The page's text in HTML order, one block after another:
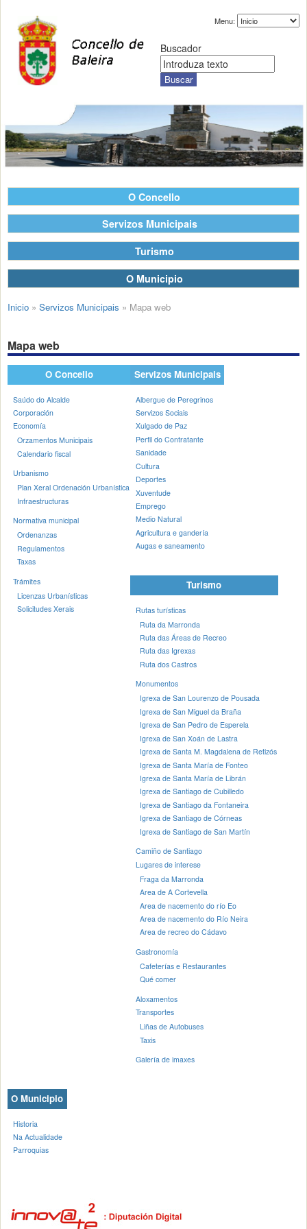
Menu:
Buscador
O Concello
Servizos Municipais
Turismo
O Municipio
Inicio » Servizos Municipais » Mapa web
Mapa web
O Concello
Saúdo do Alcalde
Corporación
Economía
Orzamentos Municipais
Calendario fiscal
Urbanismo
Plan Xeral Ordenación Urbanística
Infraestructuras
Normativa municipal
Ordenanzas
Regulamentos
Taxas
Trámites
Licenzas Urbanísticas
Solicitudes Xerais
Servizos Municipais
Albergue de Peregrinos
Servizos Sociais
Xulgado de Paz
Perfil do Contratante
Sanidade
Cultura
Deportes
Xuventude
Emprego
Medio Natural
Agricultura e gandería
Augas e saneamento
Turismo
Rutas turísticas
Ruta da Marronda
Ruta das Áreas de Recreo
Ruta das Igrexas
Ruta dos Castros
Monumentos
Igrexa de San Lourenzo de Pousada
Igrexa de San Miguel da Braña
Igrexa de San Pedro de Esperela
Igrexa de San Xoán de Lastra
Igrexa de Santa M. Magdalena de Retizós
Igrexa de Santa María de Fonteo
Igrexa de Santa María de Librán
Igrexa de Santiago de Cubilledo
Igrexa de Santiago da Fontaneira
Igrexa de Santiago de Córneas
Igrexa de Santiago de San Martín
Camiño de Santiago
Lugares de interese
Fraga da Marronda
Area de A Cortevella
Area de nacemento do río Eo
Area de nacemento do Río Neira
Area de recreo do Cádavo
Gastronomía
Cafeterías e Restaurantes
Qué comer
Aloxamentos
Transportes
Liñas de Autobuses
Taxis
Galería de imaxes
O Municipio
Historia
Na Actualidade
Parroquias